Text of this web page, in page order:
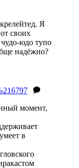
Я
своих
юдо тупо
надёжно?
момент,
в